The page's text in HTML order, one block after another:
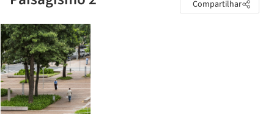
Compartilhar